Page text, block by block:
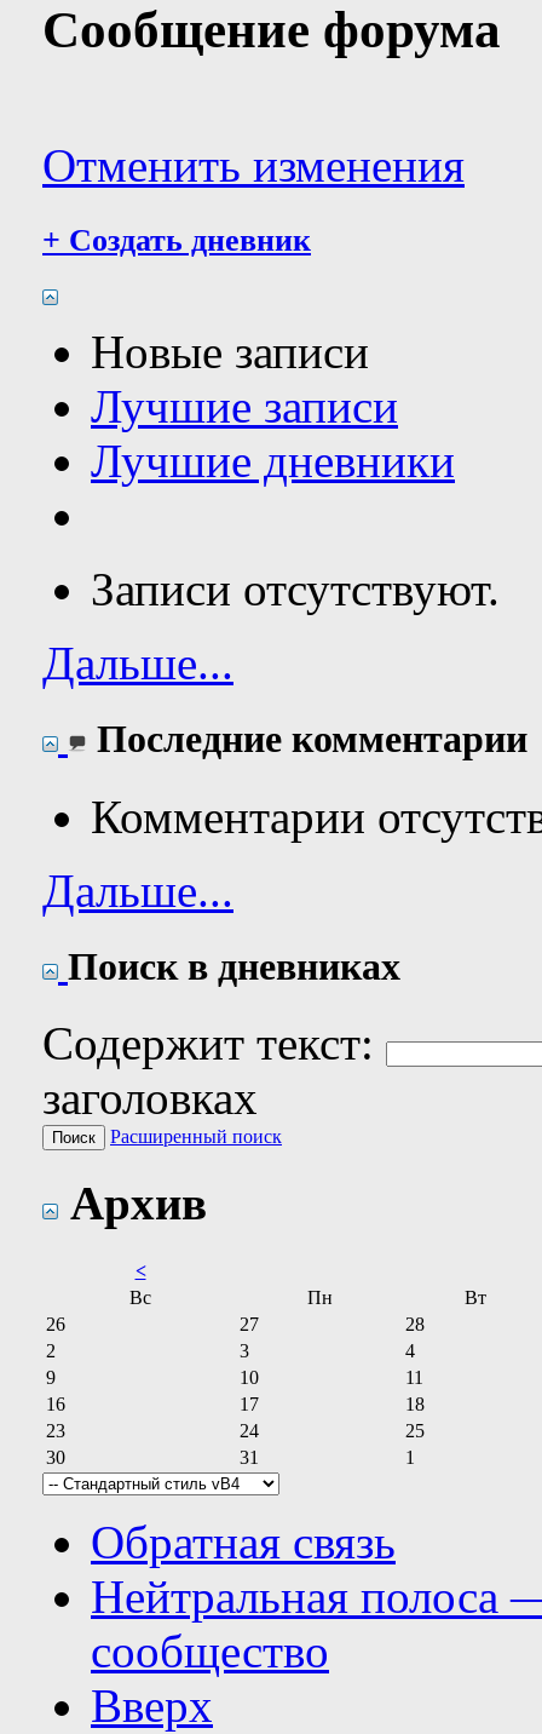
Сообщение форума
Отменить изменения
+ Создать дневник
Новые записи
Лучшие записи
Лучшие дневники
Записи отсутствуют.
Дальше...
Последние комментарии
Комментарии
Дальше...
Поиск в дневниках
Содержит текст:
заголовках
Расширенный поиск
Архив
<
Вс
Пн
Вт
26
27
28
2
3
4
9
10
11
16
17
18
23
24
25
30
31 1
Обратная связь
Нейтральная полоса
сообщество
Вверх